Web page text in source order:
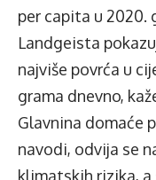
per capita u 2020.
Landgeista
najviše povrća u
grama dnevno,
Glavnina domaće
navodi, odvija se
klimatskih rizika,